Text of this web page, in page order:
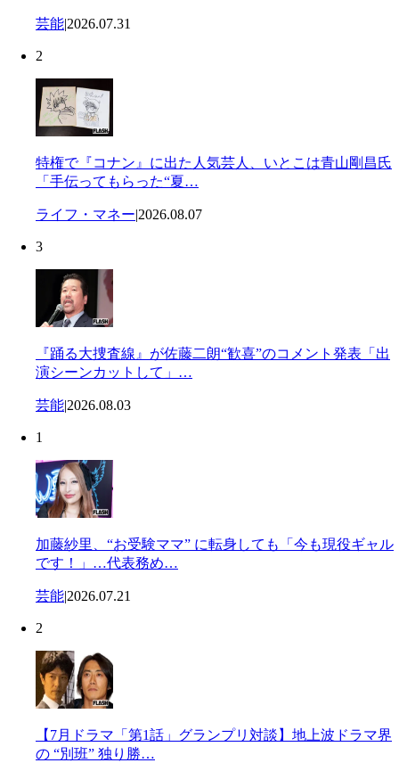
芸能|2026.07.31
2
特権で『コナン』に出た人気芸人、いとこは青山剛昌氏
「手伝ってもらった“夏…
ライフ・マネー|2026.08.07
3
『踊る大捜査線』が佐藤二朗“歓喜”のコメント発表「出
演シーンカットして」…
芸能|2026.08.03
1
加藤紗里、“お受験ママ” に転身しても「今も現役ギャル
です！」…代表務め…
芸能|2026.07.21
2
【7月ドラマ「第1話」グランプリ対談】地上波ドラマ界
の “別班” 独り勝…